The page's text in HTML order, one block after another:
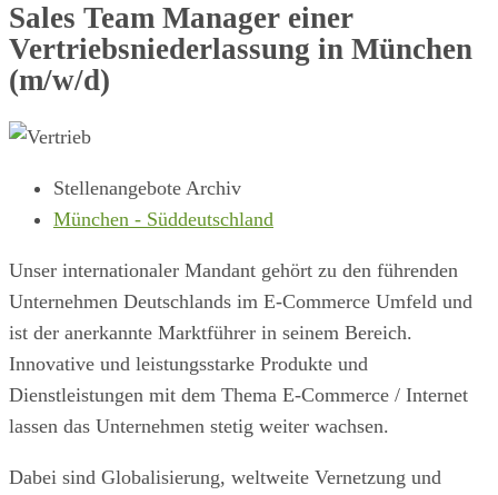
Sales Team Manager einer
Vertriebsniederlassung in München
(m/w/d)
Stellenangebote Archiv
München - Süddeutschland
Unser internationaler Mandant gehört zu den führenden
Unternehmen Deutschlands im E-Commerce Umfeld und
ist der anerkannte Marktführer in seinem Bereich.
Innovative und leistungsstarke Produkte und
Dienstleistungen mit dem Thema E-Commerce / Internet
lassen das Unternehmen stetig weiter wachsen.
Dabei sind Globalisierung, weltweite Vernetzung und